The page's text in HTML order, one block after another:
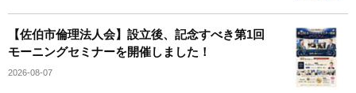
【佐伯市倫理法人会】設立後、記念すべき第1回
モーニングセミナーを開催しました！
2026-08-07